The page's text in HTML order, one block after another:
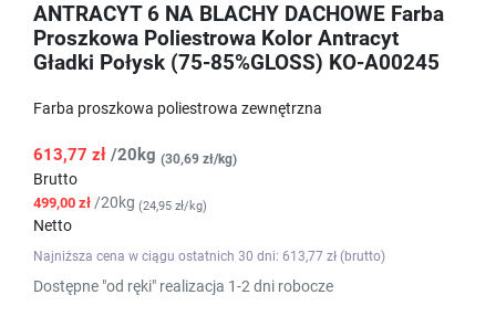
ANTRACYT 6 NA BLACHY DACHOWE Farba
Proszkowa Poliestrowa Kolor Antracyt
Gładki Połysk (75-85%GLOSS) KO-A00245
Farba proszkowa poliestrowa zewnętrzna
613,77 zł /20kg (30,69 zł/kg)
Brutto
499,00 zł /20kg (24,95 zł/kg)
Netto
Najniższa cena w ciągu ostatnich 30 dni: 613,77 zł (brutto)
Dostępne "od ręki" realizacja 1-2 dni robocze